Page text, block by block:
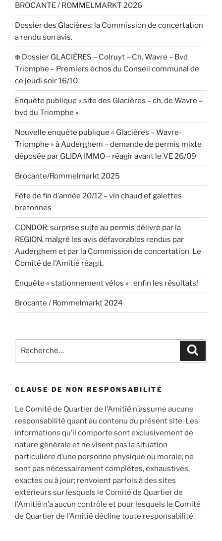
BROCANTE / ROMMELMARKT 2026
Dossier des Glacières: la Commission de concertation
a rendu son avis.
❄️ Dossier GLACIÈRES – Colruyt – Ch. Wavre – Bvd
Triomphe – Premiers échos du Conseil communal de
ce jeudi soir 16/10
Enquête publique « site des Glacières – ch. de Wavre –
bvd du Triomphe »
Nouvelle enquête publique « Glacières – Wavre-
Triomphe » à Auderghem – demande de permis mixte
déposée par GLIDA IMMO – réagir avant le VE 26/09
Brocante/Rommelmarkt 2025
Fête de fin d’année 20/12 – vin chaud et galettes
bretonnes
CONDOR: surprise suite au permis délivré par la
REGION, malgré les avis défavorables rendus par
Auderghem et par la Commission de concertation. Le
Comité de l’Amitié réagit.
Enquête « stationnement vélos » : enfin les résultats!
Brocante / Rommelmarkt 2024
pour
CLAUSE DE NON RESPONSABILITÉ
Le Comité de Quartier de l’Amitié n’assume aucune
responsabilité quant au contenu du présent site. Les
informations qu’il comporte sont exclusivement de
nature générale et ne visent pas la situation
particulière d’une personne physique ou morale; ne
sont pas nécessairement complètes, exhaustives,
exactes ou à jour; renvoient parfois à des sites
extérieurs sur lesquels le Comité de Quartier de
l’Amitié n’a aucun contrôle et pour lesquels le Comité
de Quartier de l’Amitié décline toute responsabilité.